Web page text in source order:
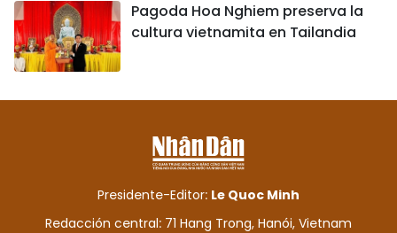
Pagoda Hoa Nghiem preserva la
cultura vietnamita en Tailandia
Presidente-Editor: Le Quoc Minh
Redacción central: 71 Hang Trong, Hanói, Vietnam